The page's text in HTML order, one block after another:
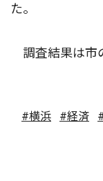
た。
調査結果は市
#横浜 #経済